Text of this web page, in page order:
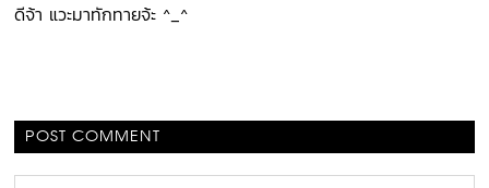
ดีจ้า แวะมาทักทายจ้ะ ^_^
POST COMMENT